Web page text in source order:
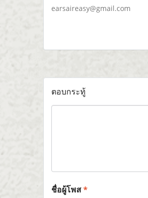
earsaireasy@gmail.com
ตอบกระทู้
ชื่อผู้โพส*